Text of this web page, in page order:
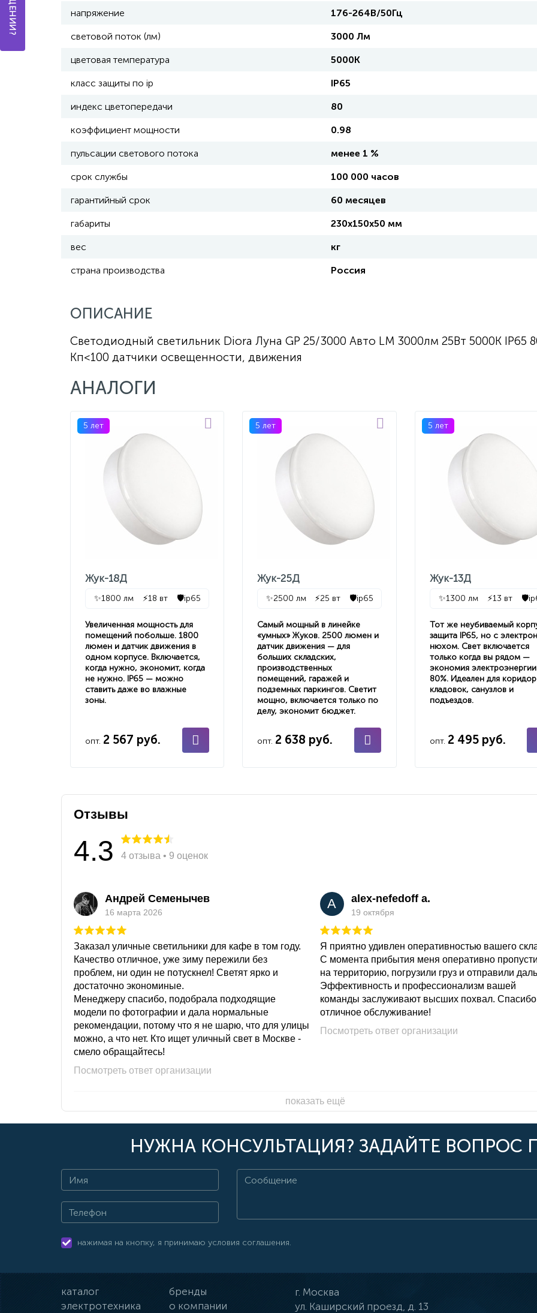
напряжение 176-264В/50Гц
световой поток (лм) 3000 Лм
цветовая температура 5000K
класс защиты по ip IP65
индекс цветопередачи 80
коэффициент мощности 0.98
пульсации светового потока менее 1 %
срок службы 100 000 часов
гарантийный срок 60 месяцев
габариты 230х150х50 мм
вес кг
страна производства Россия
ОПИСАНИЕ
Светодиодный светильник Diora Луна GP 25/3000 Авто LM 3000лм 25Вт 5000K IP65
Кп<100 датчики освещенности, движения
АНАЛОГИ
5 лет
Жук-18Д
✨1800 лм ⚡18 вт 🛡️ip65
Увеличенная мощность для
помещений побольше. 1800
люмен и датчик движения в
одном корпусе. Включается,
когда нужно, экономит, когда
не нужно. IP65 — можно
ставить даже во влажные
зоны.
опт. 2 567 руб.
5 лет
Жук-25Д
✨2500 лм ⚡25 вт 🛡️ip65
Самый мощный в линейке
«умных» Жуков. 2500 люмен и
датчик движения — для
больших складских,
производственных
помещений, гаражей и
подземных паркингов. Светит
мощно, включается только по
делу, экономит бюджет.
опт. 2 638 руб.
5 лет
Жук-13Д
✨1300 лм ⚡13 вт 🛡️
Тот же неубиваемый
защита IP65, но с
нюхом. Свет включается
только когда вы рядом —
экономия
80%. Идеален для
кладовок, санузлов и
подъездов.
опт. 2 495 руб.
Отзывы
4.3 4 отзыва • 9 оценок
Андрей Семенычев
16 марта 2026
Заказал уличные светильники для кафе в том году.
Качество отличное, уже зиму пережили без
проблем, ни один не потускнел! Светят ярко и
достаточно экономиные.
Менеджеру спасибо, подобрала подходящие
модели по фотографии и дала нормальные
рекомендации, потому что я не шарю, что для улицы
можно, а что нет. Кто ищет уличный свет в Москве -
смело обращайтесь!
Посмотреть ответ организации
A alex-nefedoff a.
19 октября
Я приятно удивлен оперативностью вашего
С момента прибытия меня оперативно
на территорию, погрузили груз и отправили
Эффективность и профессионализм вашей
команды заслуживают высших похвал. Спасибо
отличное обслуживание!
Посмотреть ответ организации
показать ещё
НУЖНА КОНСУЛЬТАЦИЯ? ЗАДАЙТЕ ВОПРОС
нажимая на кнопку, я принимаю условия соглашения.
каталог
бренды
электротехника
о компании
г. Москва
ул. Каширский проезд, д. 13